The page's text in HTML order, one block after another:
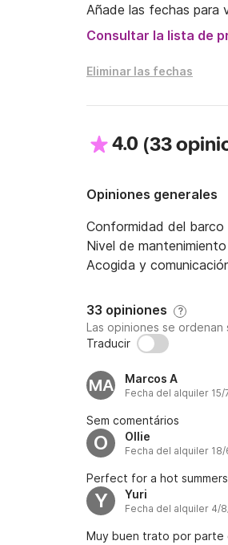
Añade las fechas para
Consultar la lista de
Eliminar las fechas
4.0 (33
Opiniones generales
Conformidad del barco
Nivel de mantenimiento
Acogida y
33 opiniones ?
Las opiniones se
Traducir
MA Marcos A
Fecha del alquiler
Sem comentários
O Ollie
Fecha del alquiler
Perfect for a hot
Y Yuri
Fecha del alquiler 4/
Muy buen trato por parte